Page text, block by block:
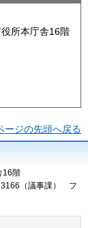
所本庁舎16階
ージの先頭へ戻る
16階
3166（議事課） フ